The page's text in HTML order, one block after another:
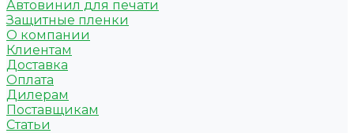
Автовинил для печати
Защитные пленки
О компании
Клиентам
Доставка
Оплата
Дилерам
Поставщикам
Статьи